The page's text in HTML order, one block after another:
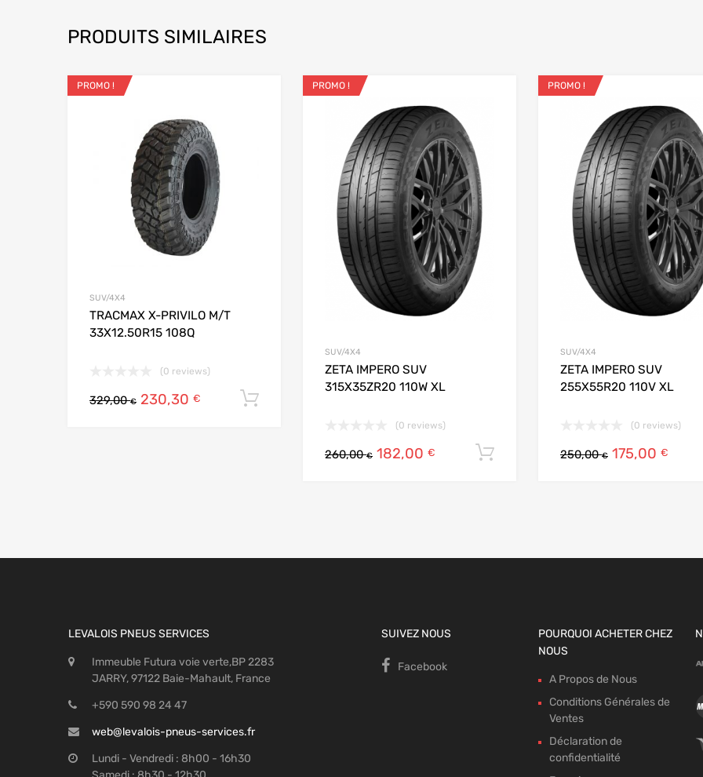
PRODUITS SIMILAIRES
PROMO !
Add to Compare
SUV/4X4
TRACMAX X-PRIVILO M/T
33X12.50R15 108Q
(0 reviews)
329,00€ 230,30€
PROMO !
Add to Compare
SUV/4X4
ZETA IMPERO SUV
315X35ZR20 110W XL
(0 reviews)
260,00€ 182,00 € Ajouter au panier
PROMO !
SUV/4X4
ZETA IMPERO SUV
255X55R20 110V XL
(0 reviews)
250,00€ 175,00 €
LEVALOIS PNEUS SERVICES
Immeuble Futura voie verte,BP 2283
JARRY, 97122 Baie-Mahault, France
+590 590 98 24 47
web@levalois-pneus-services.fr
Lundi - Vendredi : 8h00 - 16h30
SUIVEZ NOUS
Facebook
POURQUOI ACHETER CHEZ
NOUS
A Propos de Nous
Conditions Générales de
Ventes
Déclaration de
confidentialité